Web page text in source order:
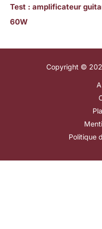
Test : amplificateur
60W
Copyright ©
Politique